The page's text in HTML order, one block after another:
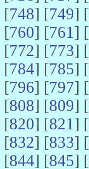
[748] [749] [
[760] [761] [
[772] [773] [
[784] [785] [
[796] [797] [
[808] [809] [
[820] [821] [
[832] [833] [
[844] [845] [